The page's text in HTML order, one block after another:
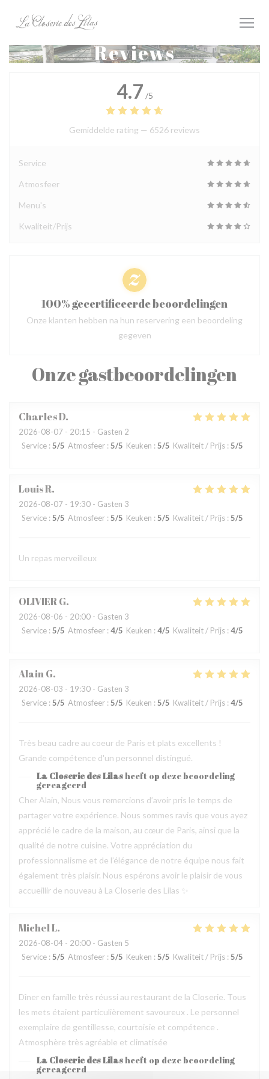
Reviews
Onze gastbeoordelingen
CharlesD
2026-08-07 - 20:15 - Gasten 2
Service : 5/5 Atmosfeer : 5/5 Keuken : 5/5 Kwaliteit / Prijs : 5/5
LouisR
2026-08-07 - 19:30 - Gasten 3
Service : 5/5 Atmosfeer : 5/5 Keuken : 5/5 Kwaliteit / Prijs : 5/5
Un repas merveilleux
OLIVIERG
2026-08-06 - 20:00 - Gasten 3
Service : 5/5 Atmosfeer : 4/5 Keuken : 4/5 Kwaliteit / Prijs : 4/5
AlainG
2026-08-03 - 19:30 - Gasten 3
Service : 5/5 Atmosfeer : 5/5 Keuken : 5/5 Kwaliteit / Prijs : 4/5
Très beau cadre au coeur de Paris et plats excellents !
Grande compétence d'un personnel distingué.
La Closerie des Lilasheeft op deze beoordeling
gereageerd
Cher Alain, Nous vous remercions d’avoir pris le temps de
partager votre expérience. Nous sommes ravis que vous ayez
apprécié le cadre de la maison, au cœur de Paris, ainsi que la
qualité de notre cuisine. Votre appréciation du
professionnalisme et de l’élégance de notre équipe nous fait
également très plaisir. Nous espérons avoir le plaisir de vous
accueillir de nouveau à La Closerie des Lilas ✨
MichelL
2026-08-04 - 20:00 - Gasten 5
Service : 5/5 Atmosfeer : 5/5 Keuken : 5/5 Kwaliteit / Prijs : 5/5
Dîner en famille très réussi au restaurant de la Closerie. Tous
les mets étaient particulièrement savoureux . Le personnel
exemplaire de gentillesse, courtoisie et compétence .
Atmosphère très agréable et climatisée
La Closerie des Lilasheeft op deze beoordeling
gereageerd
4.7 /5
Gemiddelde rating — 6526 reviews
Service
Atmosfeer
Menu's
Kwaliteit/Prijs
100% gecertificeerde beoordelingen
Onze klanten hebben na hun reservering een beoordeling
gegeven